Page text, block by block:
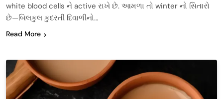
white blood cells ને active રાખે છે. આમળા તો winter નો સિતારો
છે—બિલકુલ કુદરતી દિવાળીનો…
Read More